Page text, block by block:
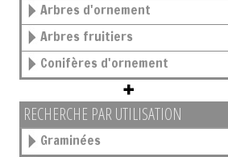
Arbres d'ornement
Arbres fruitiers
Conifères d'ornement
RECHERCHE PAR UTILISATION
Graminées